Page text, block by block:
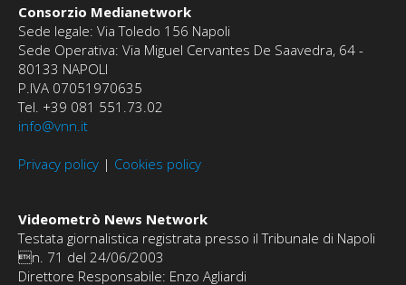
Consorzio Medianetwork
Sede legale: Via Toledo 156 Napoli
Sede Operativa: Via Miguel Cervantes De Saavedra, 64 -
80133 NAPOLI
P.IVA 07051970635
Tel. +39 081 551.73.02
info@vnn.it
Privacy policy | Cookies policy
Videometrò News Network
Testata giornalistica registrata presso il Tribunale di Napoli
n. 71 del 24/06/2003
Direttore Responsabile: Enzo Agliardi